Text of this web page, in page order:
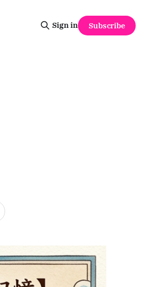
Sign in Subscribe